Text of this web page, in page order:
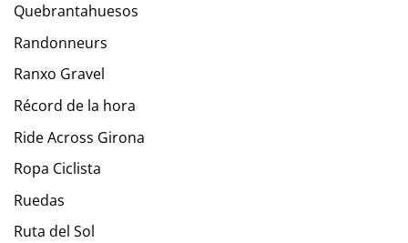
Quebrantahuesos
Randonneurs
Ranxo Gravel
Récord de la hora
Ride Across Girona
Ropa Ciclista
Ruedas
Ruta del Sol